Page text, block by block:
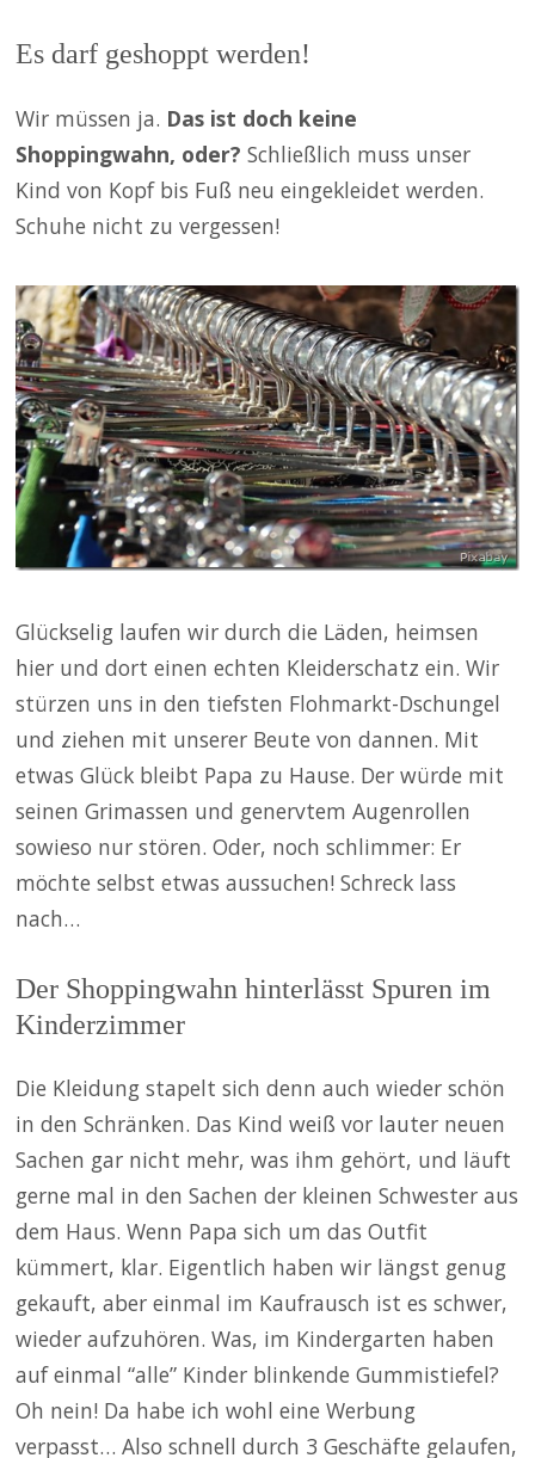
Es darf geshoppt werden!
Wir müssen ja. Das ist doch keine
Shoppingwahn, oder? Schließlich muss unser
Kind von Kopf bis Fuß neu eingekleidet werden.
Schuhe nicht zu vergessen!
Glückselig laufen wir durch die Läden, heimsen
hier und dort einen echten Kleiderschatz ein. Wir
stürzen uns in den tiefsten Flohmarkt-Dschungel
und ziehen mit unserer Beute von dannen. Mit
etwas Glück bleibt Papa zu Hause. Der würde mit
seinen Grimassen und genervtem Augenrollen
sowieso nur stören. Oder, noch schlimmer: Er
möchte selbst etwas aussuchen! Schreck lass
nach…
Der Shoppingwahn hinterlässt Spuren im
Kinderzimmer
Die Kleidung stapelt sich denn auch wieder schön
in den Schränken. Das Kind weiß vor lauter neuen
Sachen gar nicht mehr, was ihm gehört, und läuft
gerne mal in den Sachen der kleinen Schwester aus
dem Haus. Wenn Papa sich um das Outfit
kümmert, klar. Eigentlich haben wir längst genug
gekauft, aber einmal im Kaufrausch ist es schwer,
wieder aufzuhören. Was, im Kindergarten haben
auf einmal “alle” Kinder blinkende Gummistiefel?
Oh nein! Da habe ich wohl eine Werbung
verpasst… Also schnell durch 3 Geschäfte gelaufen,